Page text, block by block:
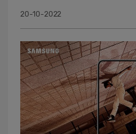
20-10-2022